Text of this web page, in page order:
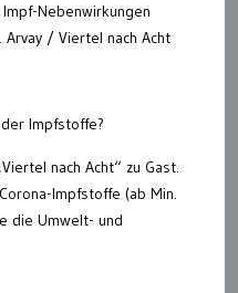
Nebenwirkungen
/ Viertel nach Acht
Impfstoffe?
nach Acht“ zu Gast.
Impfstoffe (ab Min.
die Umwelt- und